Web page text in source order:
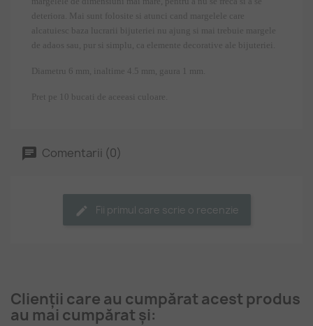
deteriora. Mai sunt folosite si atunci cand margelele care
alcatuiesc baza lucrarii bijuteriei nu ajung si mai trebuie margele
de adaos sau, pur si simplu, ca elemente decorative ale bijuteriei.
Diametru 6 mm, inaltime 4.5 mm, gaura 1 mm.
Pret pe 10 bucati de aceeasi culoare.
Comentarii (0)
Fii primul care scrie o recenzie
Clienții care au cumpărat acest produs
au mai cumpărat și: